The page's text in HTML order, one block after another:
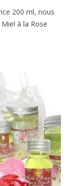
200 ml, nous
à la Rose